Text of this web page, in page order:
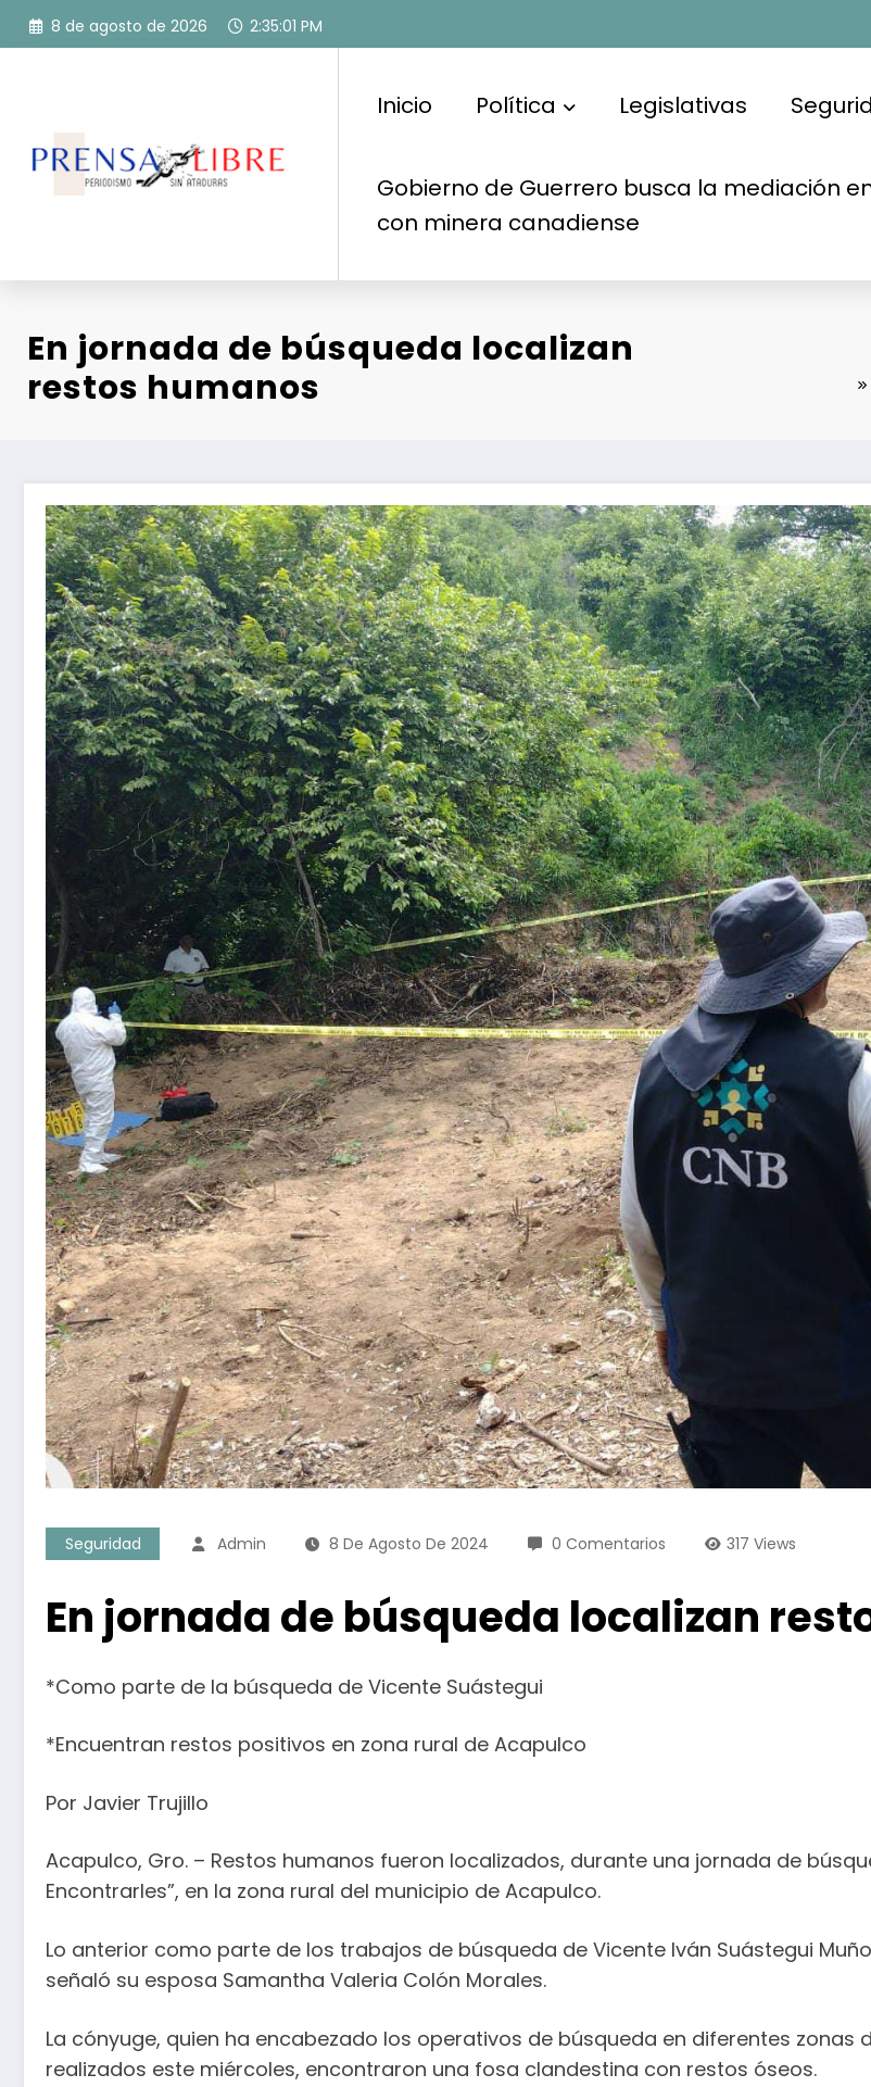
Saltar
8 de agosto de 2026 2:35:03 PM
Inicio Política Legislativas
Gobierno de Guerrero busca la mediación
con minera canadiense
En jornada de búsqueda localizan
restos humanos
Seguridad Admin 8 De Agosto De 2024 0 Comentarios 317 Views
En jornada de búsqueda localizan
*Como parte de la búsqueda de Vicente Suástegui
*Encuentran restos positivos en zona rural de Acapulco
Por Javier Trujillo
Acapulco, Gro. – Restos humanos fueron localizados, durante una jornada de
Encontrarles”, en la zona rural del municipio de Acapulco.
Lo anterior como parte de los trabajos de búsqueda de Vicente Iván Suástegui
señaló su esposa Samantha Valeria Colón Morales.
La cónyuge, quien ha encabezado los operativos de búsqueda en diferentes
realizados este miércoles, encontraron una fosa clandestina con restos óseos.